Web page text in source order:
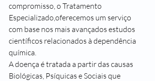
compromisso, o Tratamento
Especializado,oferecemos um serviço
com base nos mais avançados estudos
científicos relacionados à dependência
química.
A doença é tratada a partir das causas
Biológicas, Psíquicas e Sociais que